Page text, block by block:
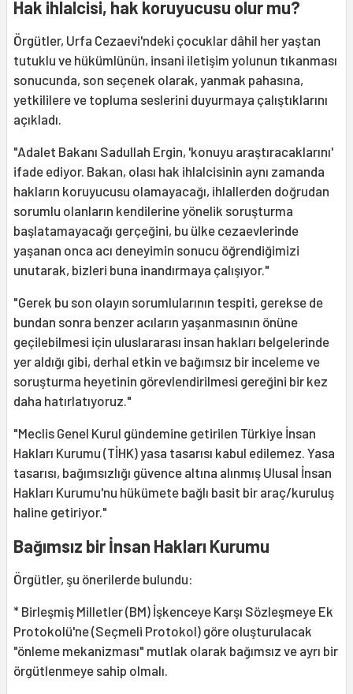
Hak ihlalcisi, hak koruyucusu olur mu?
Örgütler, Urfa Cezaevi'ndeki çocuklar dâhil her yaştan
tutuklu ve hükümlünün, insani iletişim yolunun tıkanması
sonucunda, son seçenek olarak, yanmak pahasına,
yetkililere ve topluma seslerini duyurmaya çalıştıklarını
açıkladı.
"Adalet Bakanı Sadullah Ergin, 'konuyu araştıracaklarını'
ifade ediyor. Bakan, olası hak ihlalcisinin aynı zamanda
hakların koruyucusu olamayacağı, ihlallerden doğrudan
sorumlu olanların kendilerine yönelik soruşturma
başlatamayacağı gerçeğini, bu ülke cezaevlerinde
yaşanan onca acı deneyimin sonucu öğrendiğimizi
unutarak, bizleri buna inandırmaya çalışıyor."
"Gerek bu son olayın sorumlularının tespiti, gerekse de
bundan sonra benzer acıların yaşanmasının önüne
geçilebilmesi için uluslararası insan hakları belgelerinde
yer aldığı gibi, derhal etkin ve bağımsız bir inceleme ve
soruşturma heyetinin görevlendirilmesi gereğini bir kez
daha hatırlatıyoruz."
"Meclis Genel Kurul gündemine getirilen Türkiye İnsan
Hakları Kurumu (TİHK) yasa tasarısı kabul edilemez. Yasa
tasarısı, bağımsızlığı güvence altına alınmış Ulusal İnsan
Hakları Kurumu'nu hükümete bağlı basit bir araç/kuruluş
haline getiriyor."
Bağımsız bir İnsan Hakları Kurumu
Örgütler, şu önerilerde bulundu:
* Birleşmiş Milletler (BM) İşkenceye Karşı Sözleşmeye Ek
Protokolü'ne (Seçmeli Protokol) göre oluşturulacak
"önleme mekanizması" mutlak olarak bağımsız ve ayrı bir
örgütlenmeye sahip olmalı.